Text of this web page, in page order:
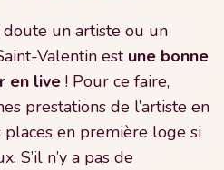
un artiste ou un
Valentin estune bonne
en live ! Pour ce faire,
prestations de l’artiste en
places en première loge si
S’il n’y a pas de